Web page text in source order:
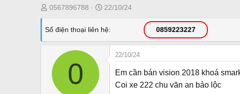
T
r
s
0567896788
N
à
ử
22/10/24
Số điện thoại liên hệ 0859223227
0
22/10/24
Em cần bán vision 2018 khoá
Coi xe 222 chu văn an bảo lộc